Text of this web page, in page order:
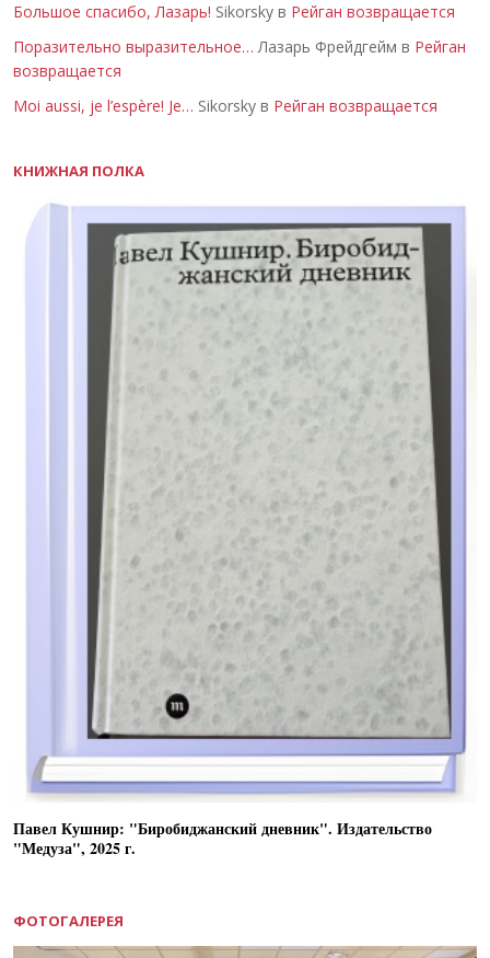
Большое спасибо, Лазарь! Sikorsky в Рейган возвращается
Поразительно выразительное… Лазарь Фрейдгейм в Рейган
возвращается
Moi aussi, je l’espère! Je… Sikorsky в Рейган возвращается
КНИЖНАЯ ПОЛКА
Павел Кушнир: "Биробиджанский дневник". Издательство
"Медуза", 2025 г.
ФОТОГАЛЕРЕЯ